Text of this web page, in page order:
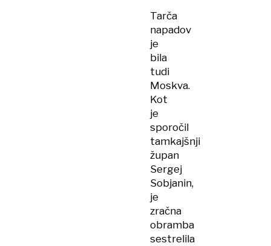
Tarča
napadov
je
bila
tudi
Moskva.
Kot
je
sporočil
tamkajšnji
župan
Sergej
Sobjanin,
je
zračna
obramba
sestrelila